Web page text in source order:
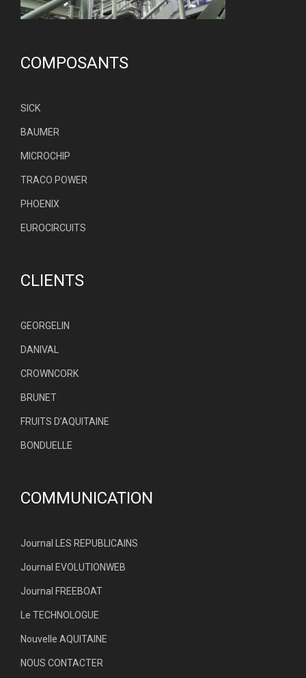
COMPOSANTS
SICK
BAUMER
MICROCHIP
TRACO POWER
PHOENIX
EUROCIRCUITS
CLIENTS
GEORGELIN
DANIVAL
CROWNCORK
BRUNET
FRUITS D’AQUITAINE
BONDUELLE
COMMUNICATION
Journal LES REPUBLICAINS
Journal EVOLUTIONWEB
Journal FREEBOAT
Le TECHNOLOGUE
Nouvelle AQUITAINE
NOUS CONTACTER